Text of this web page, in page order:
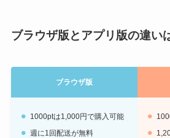
ブラウザ版とアプリ版の違い
ブラウザ版
1000ptは1,000円で購入可能
週に1回配送が無料